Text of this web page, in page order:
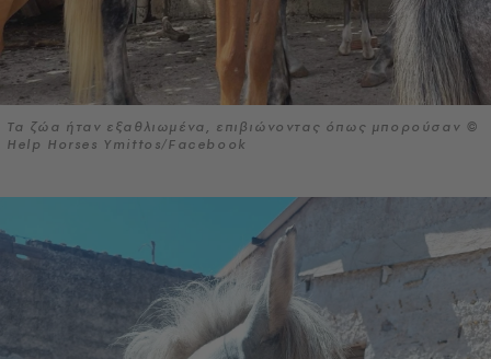
Τα ζώα ήταν εξαθλιωμένα, επιβιώνοντας όπως μπορούσαν ©
Help Horses Ymittos/Facebook